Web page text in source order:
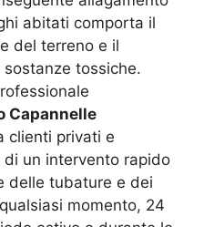
abitati comporta il
del terreno e il
tossiche.
Capannelle
clienti privati e
un intervento rapido
delle tubature e dei
momento, 24